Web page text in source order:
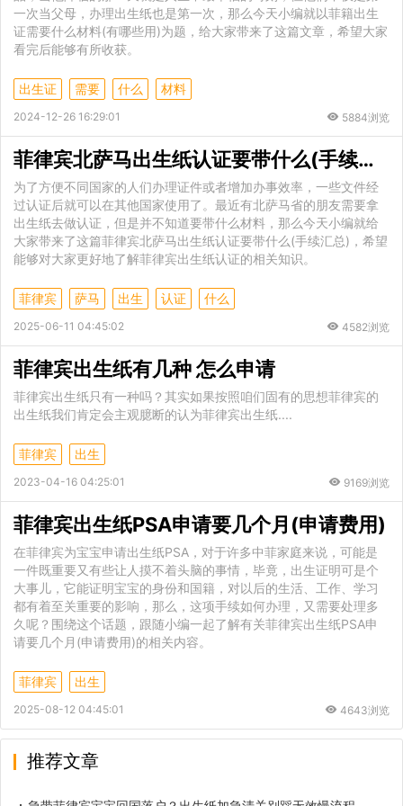
一次当父母，办理出生纸也是第一次，那么今天小编就以菲籍出生
证需要什么材料(有哪些用)为题，给大家带来了这篇文章，希望大家
看完后能够有所收获。
出生证 需要 什么 材料
2024-12-26 16:29:01 5884浏览
菲律宾北萨马出生纸认证要带什么(手续汇总)
为了方便不同国家的人们办理证件或者增加办事效率，一些文件经
过认证后就可以在其他国家使用了。最近有北萨马省的朋友需要拿
出生纸去做认证，但是并不知道要带什么材料，那么今天小编就给
大家带来了这篇菲律宾北萨马出生纸认证要带什么(手续汇总)，希望
能够对大家更好地了解菲律宾出生纸认证的相关知识。
菲律宾 萨马 出生 认证 什么
2025-06-11 04:45:02 4582浏览
菲律宾出生纸有几种 怎么申请
菲律宾出生纸只有一种吗？其实如果按照咱们固有的思想菲律宾的
出生纸我们肯定会主观臆断的认为菲律宾出生纸....
菲律宾 出生
2023-04-16 04:25:01 9169浏览
菲律宾出生纸PSA申请要几个月(申请费用)
在菲律宾为宝宝申请出生纸PSA，对于许多中菲家庭来说，可能是
一件既重要又有些让人摸不着头脑的事情，毕竟，出生证明可是个
大事儿，它能证明宝宝的身份和国籍，对以后的生活、工作、学习
都有着至关重要的影响，那么，这项手续如何办理，又需要处理多
久呢？围绕这个话题，跟随小编一起了解有关菲律宾出生纸PSA申
请要几个月(申请费用)的相关内容。
菲律宾 出生
2025-08-12 04:45:01 4643浏览
推荐文章